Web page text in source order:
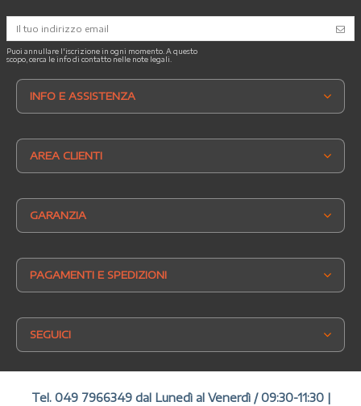
Puoi annullare l'iscrizione in ogni momento. A questo
scopo, cerca le info di contatto nelle note legali.
INFO E ASSISTENZA
AREA CLIENTI
GARANZIA
PAGAMENTI E SPEDIZIONI
SEGUICI
Tel. 049 7966349dal Lunedì al Venerdì / 09:30-11:30 |